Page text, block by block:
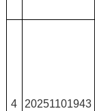
4 20251101943